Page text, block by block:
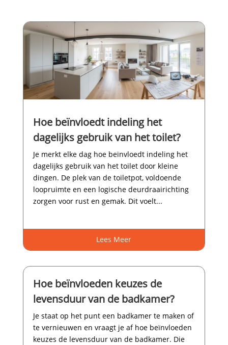
Hoe beïnvloedt indeling het
dagelijks gebruik van het toilet?
Je merkt elke dag hoe beïnvloedt indeling het
dagelijks gebruik van het toilet door kleine
dingen.​ De plek van de toiletpot, voldoende
loopruimte en een logische deurdraairichting
zorgen voor rust en gemak.​ Dit voelt...
Lees Meer
Hoe beïnvloeden keuzes de
levensduur van de badkamer?
Je staat op het punt een badkamer te maken of
te vernieuwen en vraagt je af hoe beïnvloeden
keuzes de levensduur van de badkamer.​ Die